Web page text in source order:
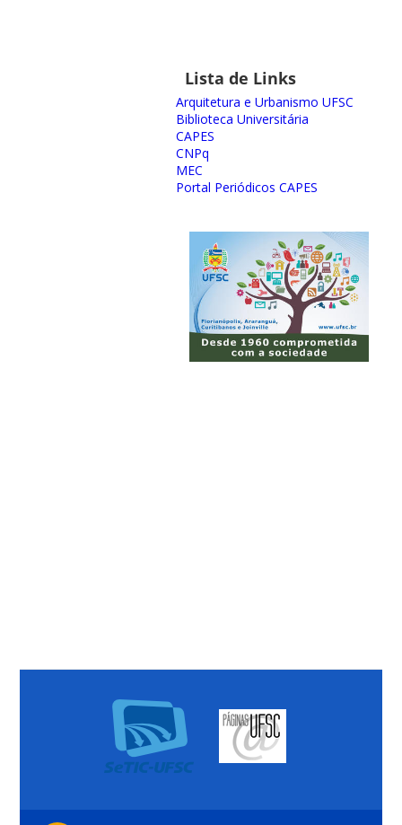
Lista de Links
Arquitetura e Urbanismo UFSC
Biblioteca Universitária
CAPES
CNPq
MEC
Portal Periódicos CAPES